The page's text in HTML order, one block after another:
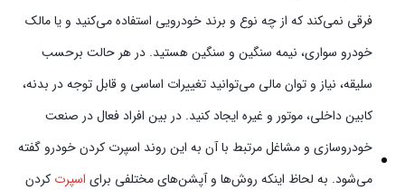
فرقی نمی‌کند که از چه نوع و برند خودرویی استفاده می‌کنید و یا مالک
خودرو سواری، نیمه سنگین و سنگین هستید. در هر حالت برحسب
سلیقه، نیاز و توان مالی می‌توانید تغییرات اساسی و قابل توجه در بدنه،
کابین داخلی، موتور و غیره ایجاد کنید. در بین افراد فعال در صنعت
خودروسازی و مشاغل مرتبط با آن به این روند اسپرت کردن خودرو گفته
می‌شود. به لحاظ اینکه روش‌ها و آپشن‌های مختلفی برای اسپرت کردن